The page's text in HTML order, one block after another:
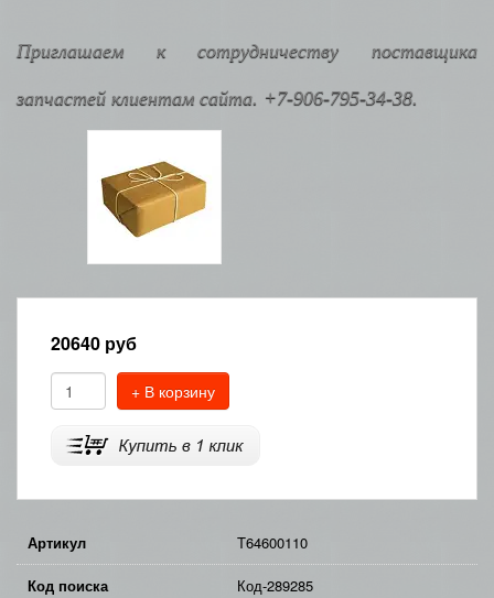
Приглашаем к сотрудничеству поставщика
запчастей клиентам сайта. +7-906-795-34-38.
20640 руб
+ В корзину
Артикул T64600110
Код поиска Код-289285